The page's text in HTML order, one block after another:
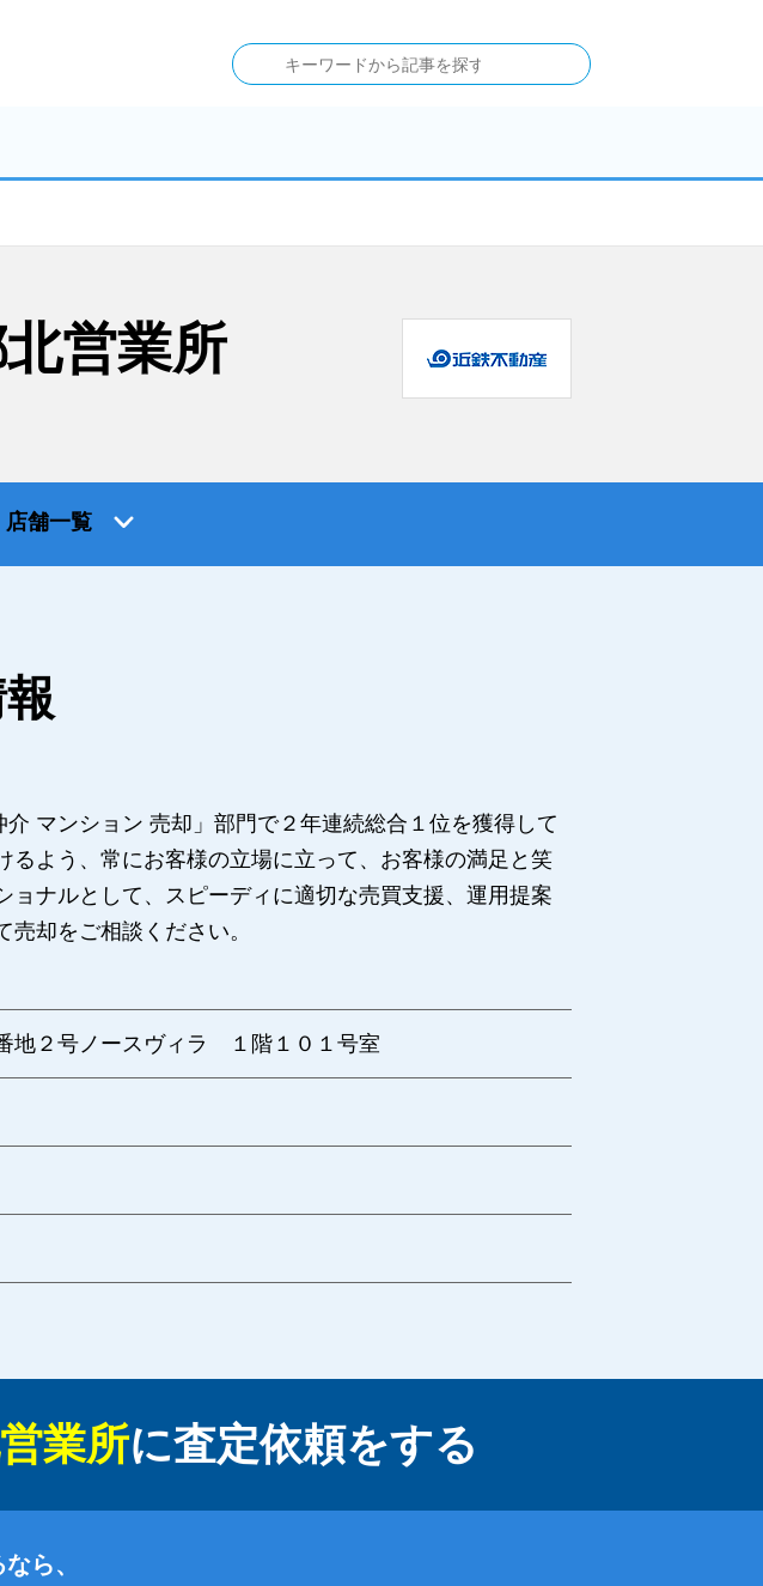
営業所
店舗一覧
マンション 売却」部門で２年連続総合１位を獲得して
よう、常にお客様の立場に立って、お客様の満足と笑
ナルとして、スピーディに適切な売買支援、運用提案
却をご相談ください。
地２号ノースヴィラ １階１０１号室
業所に査定依頼をする
ら、